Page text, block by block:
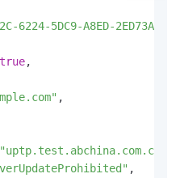
6224-5DC9-A8ED-
true,
,
"uptp.test.abchina.com.cn"
,